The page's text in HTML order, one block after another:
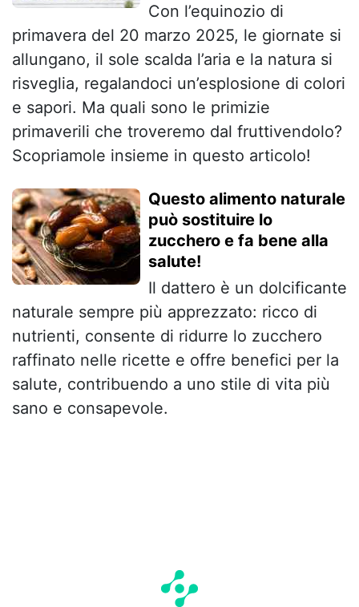
Con l’equinozio di
primavera del 20 marzo 2025, le giornate si
allungano, il sole scalda l’aria e la natura si
risveglia, regalandoci un’esplosione di colori
e sapori. Ma quali sono le primizie
primaverili che troveremo dal fruttivendolo?
Scopriamole insieme in questo articolo!
Questo alimento naturale
può sostituire lo
zucchero e fa bene alla
salute!
Il dattero è un dolcificante
naturale sempre più apprezzato: ricco di
nutrienti, consente di ridurre lo zucchero
raffinato nelle ricette e offre benefici per la
salute, contribuendo a uno stile di vita più
sano e consapevole.